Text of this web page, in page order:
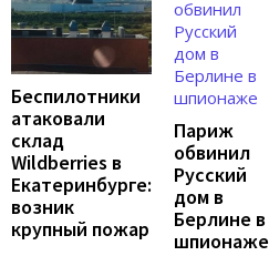
Беспилотники
атаковали
склад
Wildberries в
Екатеринбурге:
возник
крупный пожар
Париж
обвинил
Русский
дом в
Берлине в
шпионаже